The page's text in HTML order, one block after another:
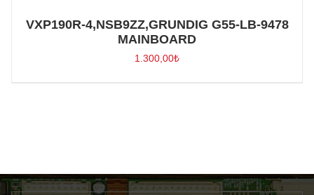
VXP190R-4,NSB9ZZ,GRUNDIG G55-LB-9478
MAINBOARD
1.300,00₺